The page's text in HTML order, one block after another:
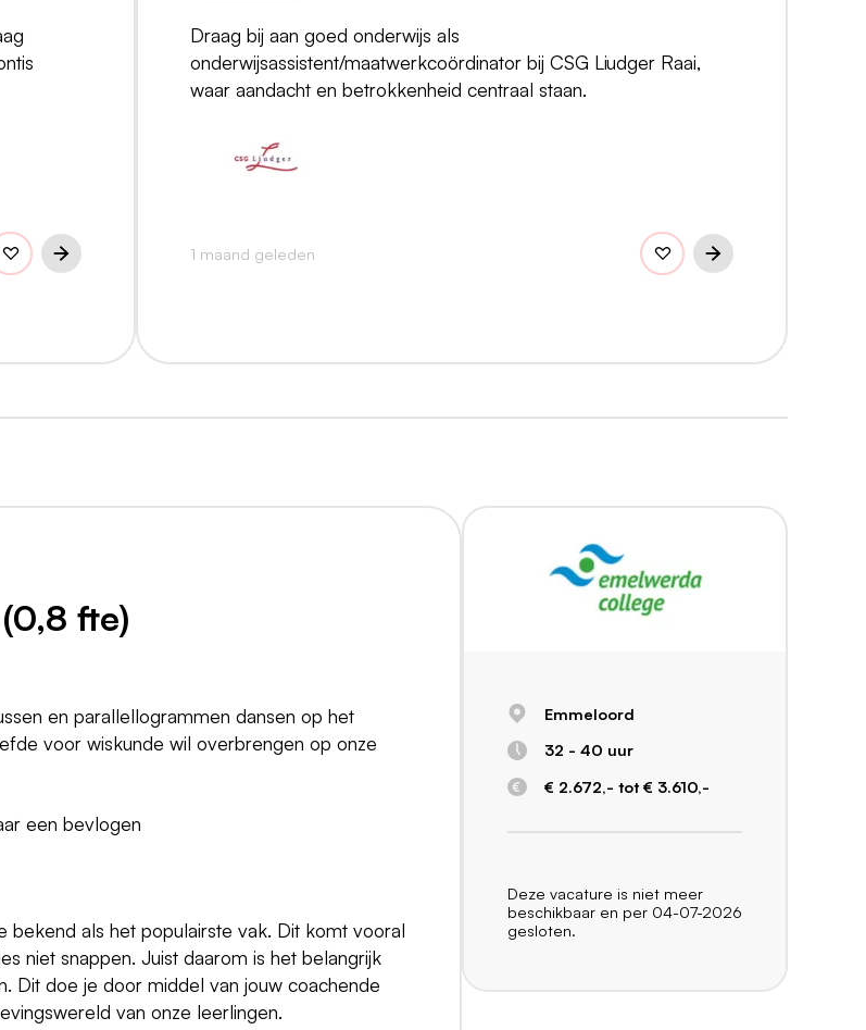
Draag bij aan goed onderwijs als
onderwijsassistent/maatwerkcoördinator bij CSG Liudger Raai,
waar aandacht en betrokkenheid centraal staan.
1 maand geleden
fte)
en parallellogrammen dansen op het
voor wiskunde wil overbrengen op onze
een bevlogen
als het populairste vak. Dit komt vooral
niet snappen. Juist daarom is het belangrijk
Dit doe je door middel van jouw coachende
van onze leerlingen.
Emmeloord
32 - 40 uur
€ 2.672,- tot € 3.610,-
Deze vacature is niet meer
beschikbaar en per 04-07-2026
gesloten.